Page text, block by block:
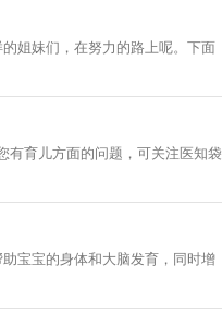
姐妹们，在努力的路上呢。下面
有育儿方面的问题，可关注医知袋
宝宝的身体和大脑发育，同时增